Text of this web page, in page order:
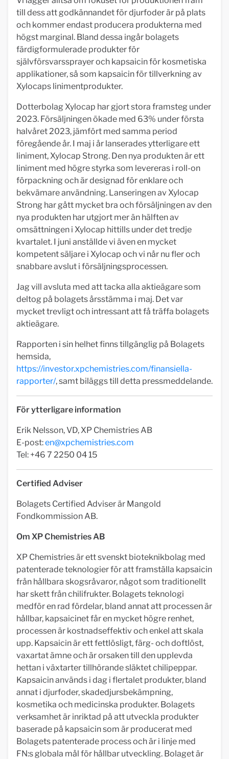
till dess att godkännandet för djurfoder är på plats
och kommer endast producera produkterna med
högst marginal. Bland dessa ingår bolagets
färdigformulerade produkter för
självförsvarssprayer och kapsaicin för kosmetiska
applikationer, så som kapsaicin för tillverkning av
Xylocaps linimentprodukter.
Dotterbolag Xylocap har gjort stora framsteg under
2023. Försäljningen ökade med 63% under första
halvåret 2023, jämfört med samma period
föregående år. I maj i år lanserades ytterligare ett
liniment, Xylocap Strong. Den nya produkten är ett
liniment med högre styrka som levereras i roll-on
förpackning och är designad för enklare och
bekvämare användning. Lanseringen av Xylocap
Strong har gått mycket bra och försäljningen av den
nya produkten har utgjort mer än hälften av
omsättningen i Xylocap hittills under det tredje
kvartalet. I juni anställde vi även en mycket
kompetent säljare i Xylocap och vi når nu fler och
snabbare avslut i försäljningsprocessen.
Jag vill avsluta med att tacka alla aktieägare som
deltog på bolagets årsstämma i maj. Det var
mycket trevligt och intressant att få träffa bolagets
aktieägare.
Rapporten i sin helhet finns tillgänglig på Bolagets
hemsida,
https://investor.xpchemistries.com/finansiella-
rapporter/, samt biläggs till detta pressmeddelande.
För ytterligare information
Erik Nelsson, VD, XP Chemistries AB
E-post:en@xpchemistries.com
Tel: +46 7 2250 04 15
Certified Adviser
Bolagets Certified Adviser är Mangold
Fondkommission AB.
Om XP Chemistries AB
XP Chemistries är ett svenskt bioteknikbolag med
patenterade teknologier för att framställa kapsaicin
från hållbara skogsråvaror, något som traditionellt
har skett från chilifrukter. Bolagets teknologi
medför en rad fördelar, bland annat att processen är
hållbar, kapsaicinet får en mycket högre renhet,
processen är kostnadseffektiv och enkel att skala
upp. Kapsaicin är ett fettlösligt, färg- och doftlöst,
vaxartat ämne och är orsaken till den upplevda
hettan i växtarter tillhörande släktet chilipeppar.
Kapsaicin används i dag i flertalet produkter, bland
annat i djurfoder, skadedjursbekämpning,
kosmetika och medicinska produkter. Bolagets
verksamhet är inriktad på att utveckla produkter
baserade på kapsaicin som är producerat med
Bolagets patenterade process och är i linje med
FN:s globala mål för hållbar utveckling. Bolaget är